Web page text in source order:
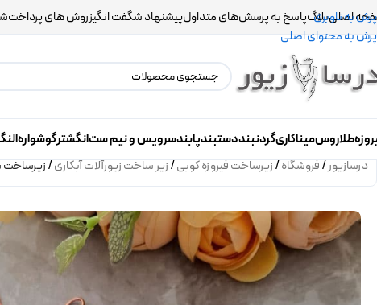
پرش به ناوبری
پرش به محتوای اصلی
اصلیبلاگپاسخ به پرسش‌های متداولپیشنهاد شگفت انگیزروش های پرداخت
طلاروسمیناکاریگردنبنددستبندپابندسرویس و نیم ستانگشترگوشواره
درسازیور/فروشگاه/زیرساخت فیروزه کوبی/زیر ساخت زیورآلات آبکاری/زیرساخت